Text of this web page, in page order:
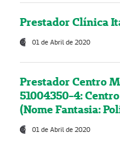
Prestador Clínica
01 de Abril de 2020
Prestador Centro
51004350-4:
(Nome Fantasia:
01 de Abril de 2020